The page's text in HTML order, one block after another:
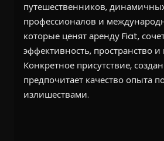
путешественников,
профессионалов и
которые ценят аренду Fiat,
эффективность, пространство и
Конкретное присутствие,
предпочитает качество опыта
излишествами.